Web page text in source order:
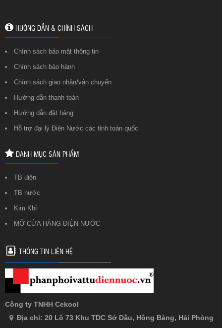
HƯỚNG DẪN & CHÍNH SÁCH
Chính sách bảo mật thông tin
Chính sách bảo hành
Chính sách giao nhận/vận chuyển
Hướng dẫn thanh toán
Hướng dẫn đặt hàng
Hỗ trợ đại lý Điện Nước các tỉnh toàn quốc
DANH MỤC SẢN PHẨM
TB điện
TB nước
Kim Khí
MỞ CỬA HÀNG ĐIỆN NƯỚC
THÔNG TIN LIÊN HỆ
Công ty TNHH Cekool
Địa chỉ: 20 Lô 73 Khu TDC Sở Dầu, Hồng Bàng, Hải Phòng